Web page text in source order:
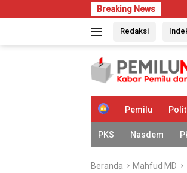
ke
Breaking News 7
Redaksi
H
m
e
Pemilu
PKS Nasdem
Beranda Mahfud MD